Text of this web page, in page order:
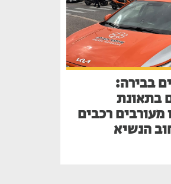
בבירה:
בתאונת
רכבים
הנשיא